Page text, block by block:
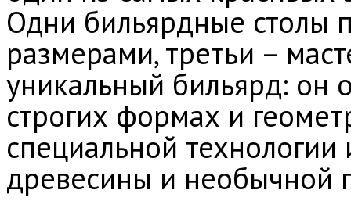
Одни бильярдные столы
размерами, третьи –
уникальный бильярд: он
строгих формах и
специальной технологии
древесины и необычной